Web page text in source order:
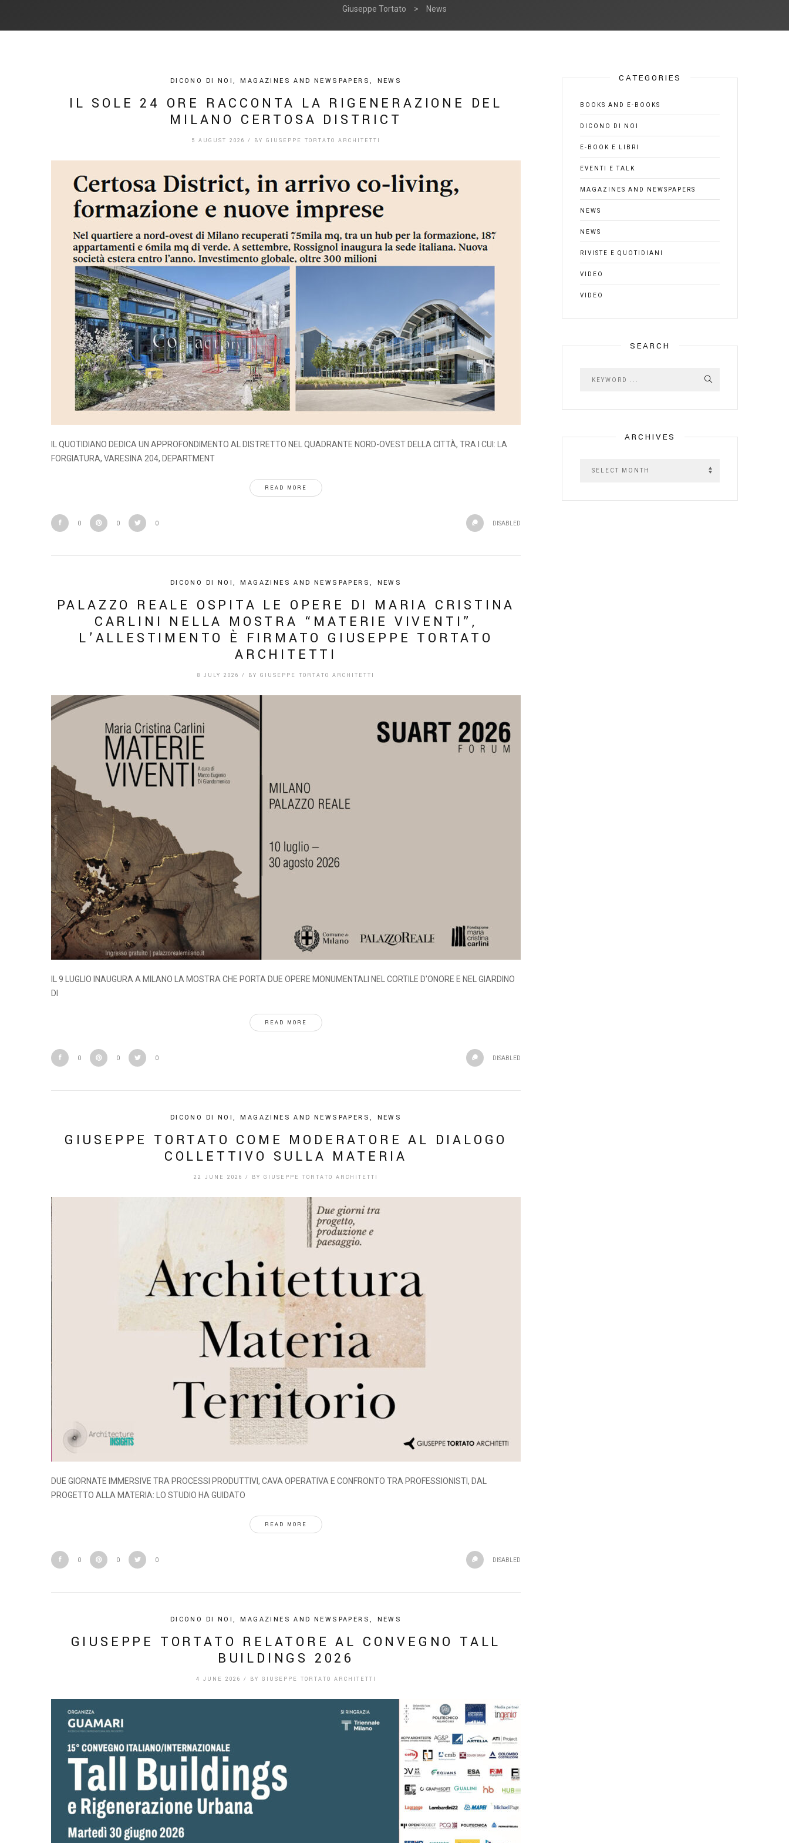
Giuseppe Tortato > News
DICONO DI NOI, MAGAZINES AND NEWSPAPERS, NEWS
IL SOLE 24 ORE RACCONTA LA RIGENERAZIONE DEL
MILANO CERTOSA DISTRICT
5 AUGUST 2026 / BY GIUSEPPE TORTATO ARCHITETTI
IL QUOTIDIANO DEDICA UN APPROFONDIMENTO AL DISTRETTO NEL QUADRANTE NORD-OVEST DELLA CITTÀ, TRA I CUI: LA
FORGIATURA, VARESINA 204, DEPARTMENT
READ MORE
0 0 0 DISABLED
DICONO DI NOI, MAGAZINES AND NEWSPAPERS, NEWS
PALAZZO REALE OSPITA LE OPERE DI MARIA CRISTINA
CARLINI NELLA MOSTRA “MATERIE VIVENTI”,
L’ALLESTIMENTO È FIRMATO GIUSEPPE TORTATO
ARCHITETTI
8 JULY 2026 / BY GIUSEPPE TORTATO ARCHITETTI
IL 9 LUGLIO INAUGURA A MILANO LA MOSTRA CHE PORTA DUE OPERE MONUMENTALI NEL CORTILE D'ONORE E NEL GIARDINO
DI
READ MORE
0 0 0 DISABLED
DICONO DI NOI, MAGAZINES AND NEWSPAPERS, NEWS
GIUSEPPE TORTATO COME MODERATORE AL DIALOGO
COLLETTIVO SULLA MATERIA
22 JUNE 2026 / BY GIUSEPPE TORTATO ARCHITETTI
DUE GIORNATE IMMERSIVE TRA PROCESSI PRODUTTIVI, CAVA OPERATIVA E CONFRONTO TRA PROFESSIONISTI, DAL
PROGETTO ALLA MATERIA: LO STUDIO HA GUIDATO
READ MORE
0 0 0 DISABLED
DICONO DI NOI, MAGAZINES AND NEWSPAPERS, NEWS
GIUSEPPE TORTATO RELATORE AL CONVEGNO TALL
BUILDINGS 2026
4 JUNE 2026 / BY GIUSEPPE TORTATO ARCHITETTI
CATEGORIES
BOOKS AND E-BOOKS
DICONO DI NOI
E-BOOK E LIBRI
EVENTI E TALK
MAGAZINES AND NEWSPAPERS
NEWS
NEWS
RIVISTE E QUOTIDIANI
VIDEO
VIDEO
SEARCH
ARCHIVES